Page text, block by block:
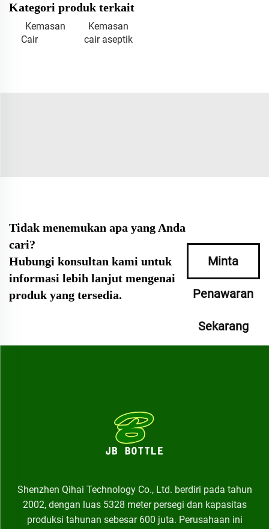
Kategori produk terkait
Kemasan
Cair
Kemasan
cair aseptik
Tidak menemukan apa yang Anda
cari?
Hubungi konsultan kami untuk
informasi lebih lanjut mengenai
produk yang tersedia.
Minta
Penawaran
Sekarang
Shenzhen Qihai Technology Co., Ltd. berdiri pada tahun
2002, dengan luas 5328 meter persegi dan kapasitas
produksi tahunan sebesar 600 juta. Perusahaan ini